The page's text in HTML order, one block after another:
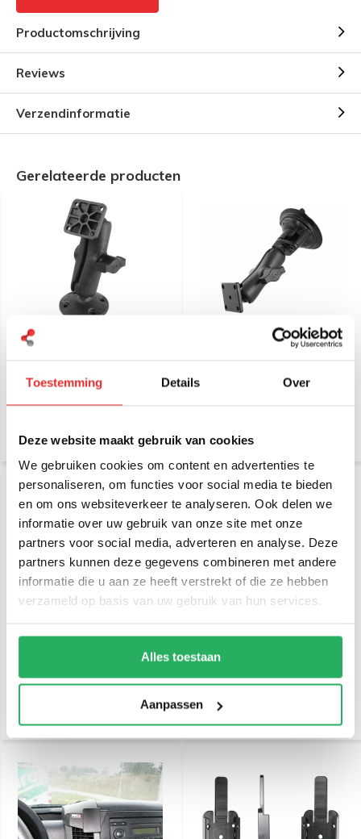
Toestemming Details Over
Deze website maakt gebruik van cookies
We gebruiken cookies om content en advertenties te
personaliseren, om functies voor social media te bieden
en om ons websiteverkeer te analyseren. Ook delen we
informatie over uw gebruik van onze site met onze
partners voor social media, adverteren en analyse. Deze
partners kunnen deze gegevens combineren met andere
informatie die u aan ze heeft verstrekt of die ze hebben
verzameld op basis van uw gebruik van hun services.
Alles toestaan
Aanpassen
Productomschrijving
Reviews
Verzendinformatie
Gerelateerde producten
RAM Mount Klemhouder
composiet met 2 B-kogels
RAM Mount Zuignap
combinatie montageset
rechthoek kogel RAM-
€ 72,95Incl. btw
(extra sterk) 213491
€ 179,95Incl. btw